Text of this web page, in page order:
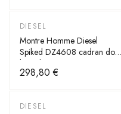
DIESEL
Montre Homme Diesel
Spiked DZ4608 cadran doré
bracelet acier
298,80 €
-50%
DIESEL